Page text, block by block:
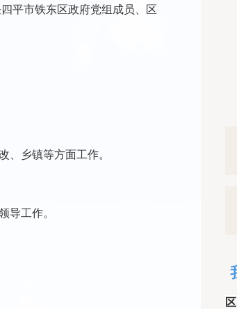
平市铁东区政府党组成员、区
乡镇等方面工作。
导工作。